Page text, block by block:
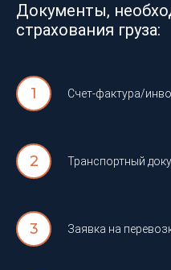
Документы,
страхования груза:
Счет-фактура/
Транспортный
Заявка на